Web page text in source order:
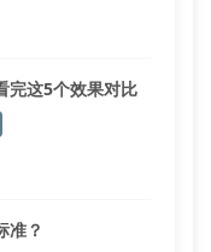
完这5个效果对比
准？